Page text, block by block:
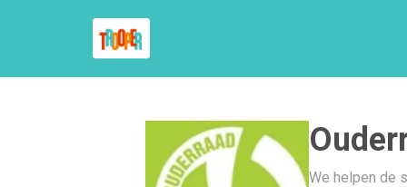
We helpen de